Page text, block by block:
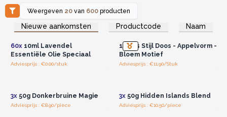
Weergeven 20 van 600 producten
Nieuwe aankomsten Productcode Naam
Log in of registreer u voor
groothandelsprijzen.
60x10ml Lavendel
Essentiële Olie Speciaal
Adviesprijs : €0.00/stuk
Log in of registreer u voor
groothandelsprijzen.
1920's Stijl Doos - Appelvorm -
Bloem Motief
Adviesprijs : €11.90/Stuk
3x50g Donkerbruine Magie
Adviesprijs : €8.90/piece
3x50g Hidden Islands Blend
Adviesprijs : €10.50/piece